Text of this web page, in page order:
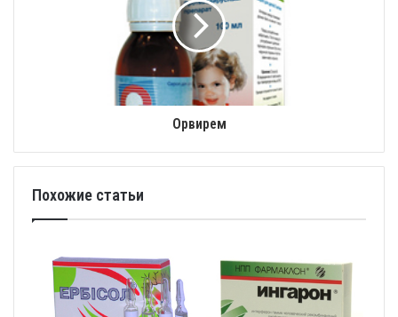
Орвирем
Похожие статьи